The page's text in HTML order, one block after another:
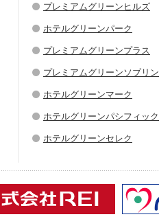
プレミアムグリーンヒルズ
ホテルグリーンパーク
プレミアムグリーンプラス
プレミアムグリーンソブリン
ホテルグリーンマーク
ホテルグリーンパシフィック
ホテルグリーンセレク